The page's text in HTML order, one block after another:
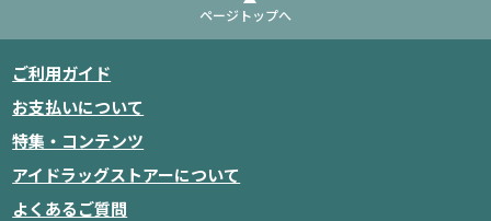
ページトップへ
ご利用ガイド
お支払いについて
特集・コンテンツ
アイドラッグストアーについて
よくあるご質問